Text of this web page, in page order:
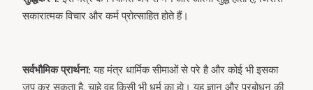
सकारात्मक विचार और कर्म प्रोत्साहित होते हैं।
सर्वभौमिक प्रार्थना: यह मंत्र धार्मिक सीमाओं से परे है और कोई भी इसका